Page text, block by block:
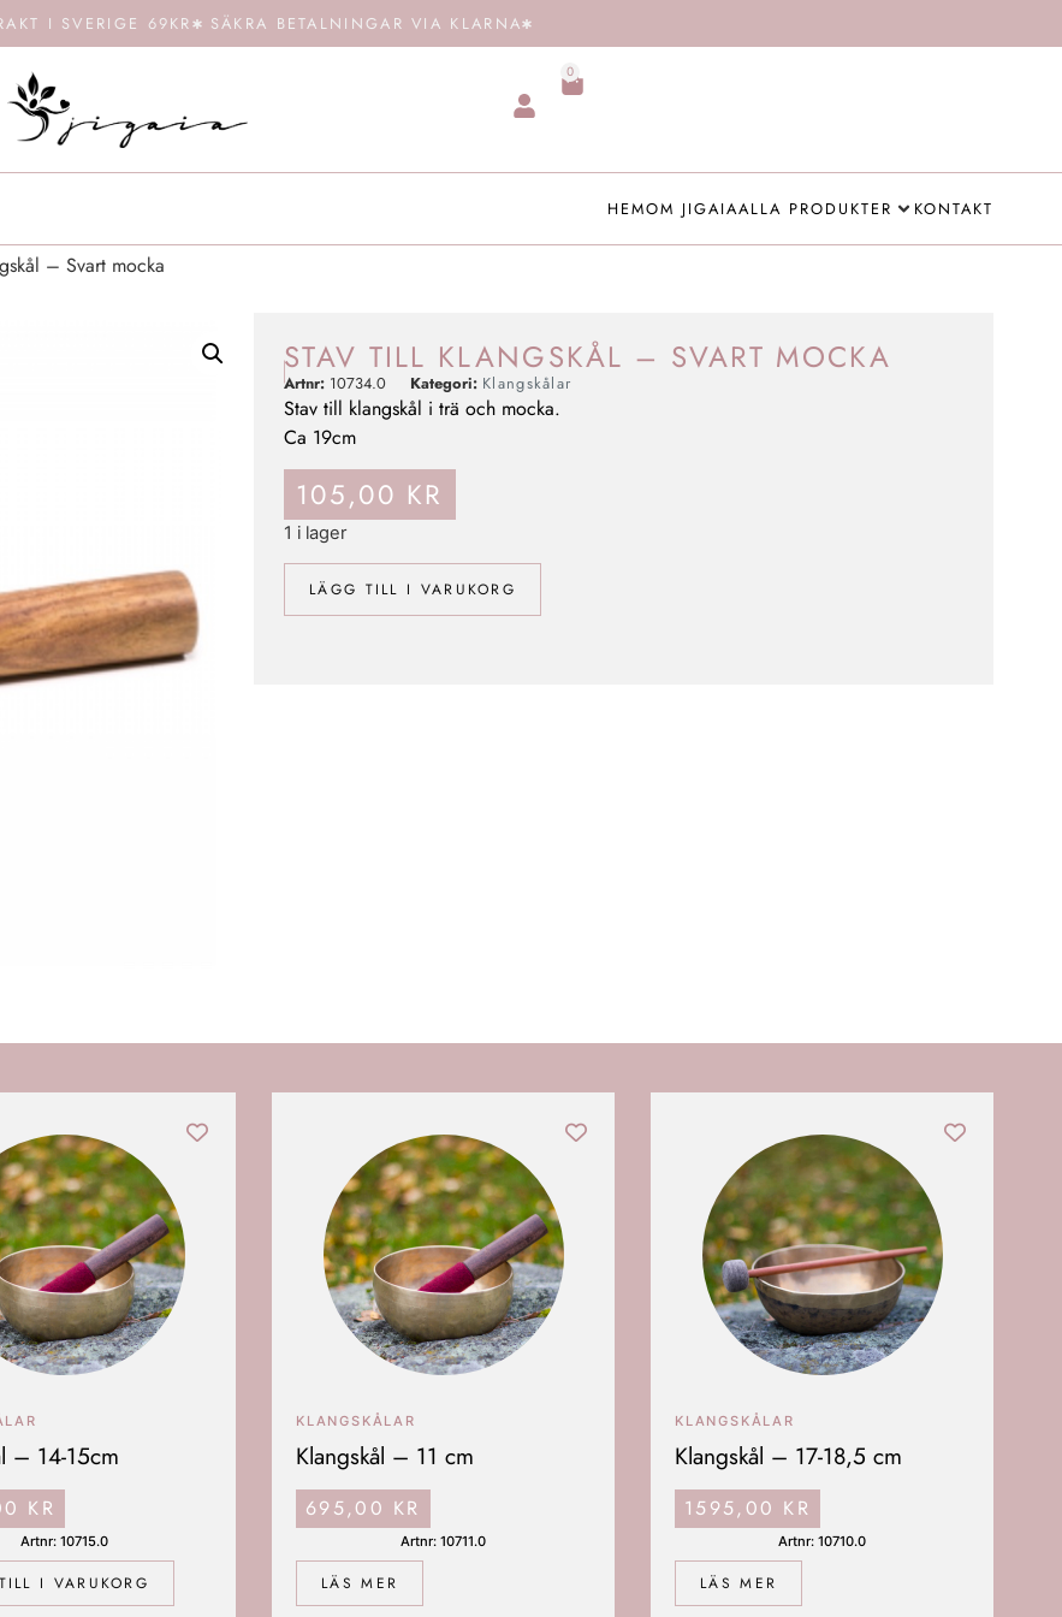
I SVERIGE 69KR SÄKRA BETALNINGAR VIA KLARNA
0
HEMOM JIGAIAALLA PRODUKTER KONTAKT
– Svart mocka
STAV TILL KLANGSKÅL – SVART MOCKA
Artnr: 10734.0 Kategori: Klangskålar
Stav till klangskål i trä och mocka.
Ca 19cm
105,00 KR
1 i lager
LÄGG TILL I VARUKORG
I VARUKORG
– 14-15cm
KR
Artnr: 10715.0
LÄS MER
KLANGSKÅLAR
Klangskål – 11 cm
695,00 KR
Artnr: 10711.0
LÄS MER
KLANGSKÅLAR
Klangskål – 17-18,5 cm
1595,00 KR
Artnr: 10710.0